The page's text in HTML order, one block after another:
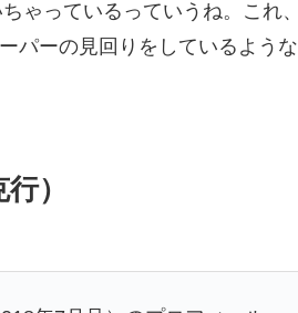
ゃっているっていうね。これ、
パーの見回りをしているような
）